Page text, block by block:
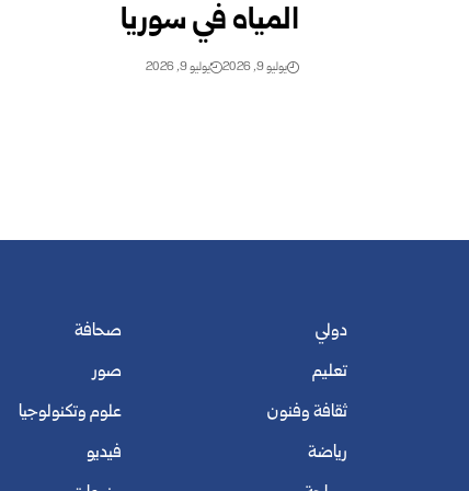
المياه في ‌‏سوريا
يوليو 9, 2026 يوليو 9, 2026
دولي
تعليم
ثقافة وفنون
رياضة
صحافة
صور
علوم وتكنولوجيا
فيديو